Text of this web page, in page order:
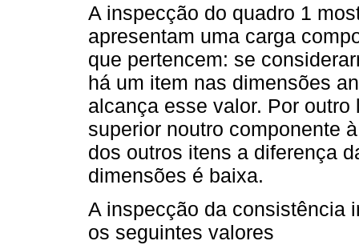
A inspecção do quadro 1
apresentam uma carga
que pertencem: se
há um item nas dimensões
alcança esse valor. Por
superior noutro componente
dos outros itens a diferença
dimensões é baixa.
A inspecção da consistência
os seguintes valores